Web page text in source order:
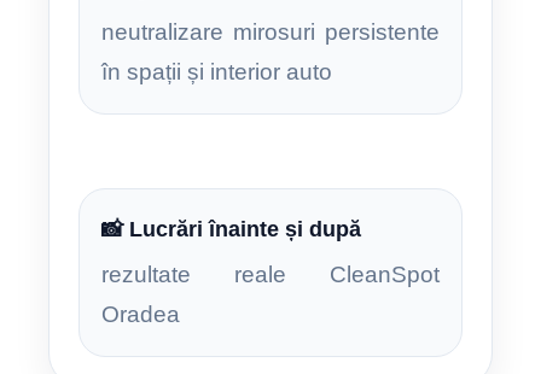
neutralizare mirosuri persistente
în spații și interior auto
📸 Lucrări înainte și după
rezultate reale CleanSpot
Oradea